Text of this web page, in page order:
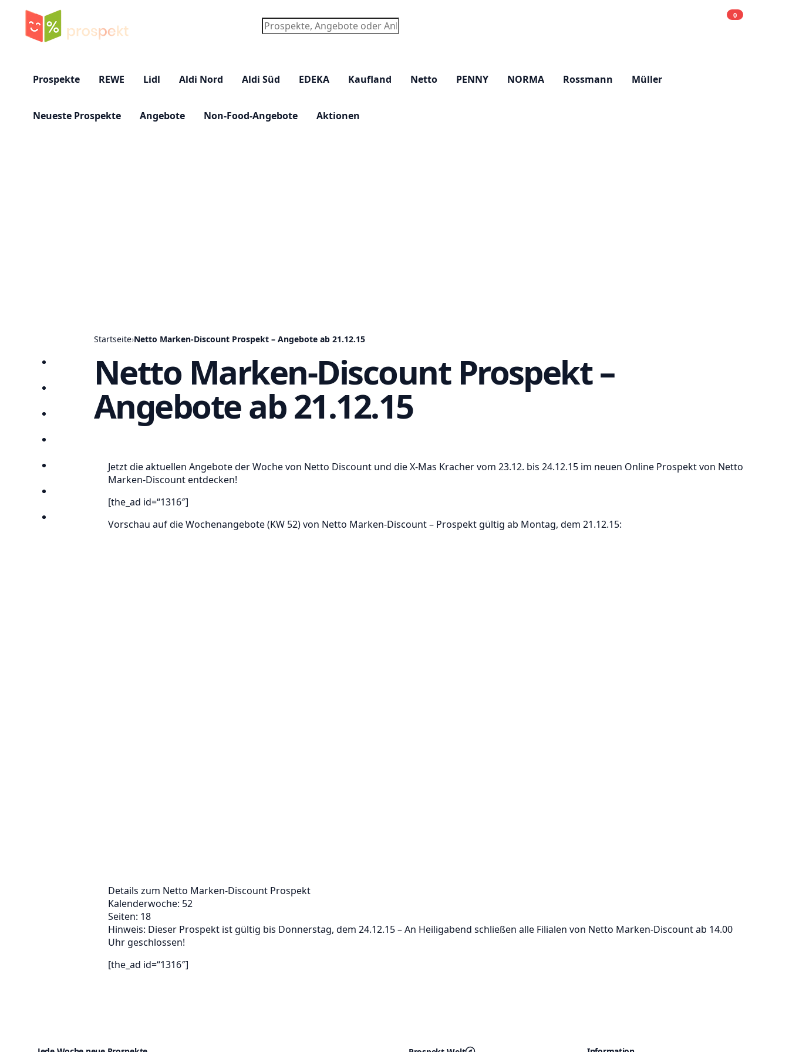
Suchen
0
Prospekte REWE Lidl Aldi Nord Aldi Süd EDEKA Kaufland Netto PENNY NORMA Rossmann Müller
Neueste Prospekte Angebote Non-Food-Angebote Aktionen
Startseite
Prospekte
Angebote
Lieblingsprospekte
Startseite›Netto Marken-Discount Prospekt – Angebote ab 21.12.15
Netto Marken-Discount Prospekt –
Angebote ab 21.12.15
Jetzt die aktuellen Angebote der Woche von Netto Discount und die X-Mas Kracher vom 23.12. bis 24.12.15 im neuen Online Prospekt von Netto
Marken-Discount entdecken!
[the_ad id=“1316″]
Vorschau auf die Wochenangebote (KW 52) von Netto Marken-Discount – Prospekt gültig ab Montag, dem 21.12.15:
Details zum Netto Marken-Discount Prospekt
Kalenderwoche: 52
Seiten: 18
Hinweis: Dieser Prospekt ist gültig bis Donnerstag, dem 24.12.15 – An Heiligabend schließen alle Filialen von Netto Marken-Discount ab 14.00
Uhr geschlossen!
[the_ad id=“1316″]